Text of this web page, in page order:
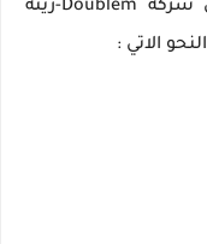
الاجتماعي وخدمة العملاء للعمل لدى شركة Doublem-زينة
الاتي :